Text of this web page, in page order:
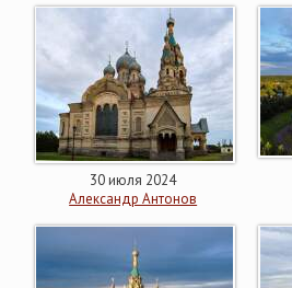
30 июля 2024
Александр Антонов